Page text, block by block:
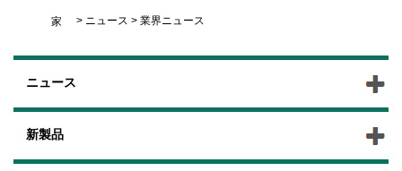
家 > ニュース > 業界ニュース
ニュース
新製品